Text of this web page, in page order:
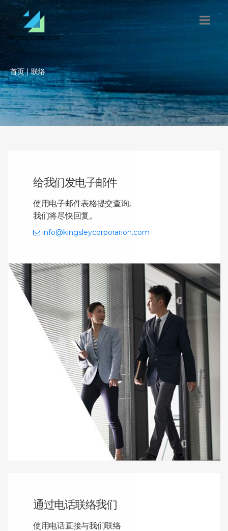
首页| 联络
给我们发电子邮件
使用电子邮件表格提交查询。
我们将尽快回复。
info@kingsleycorporarion.com
通过电话联络我们
使用电话直接与我们联络